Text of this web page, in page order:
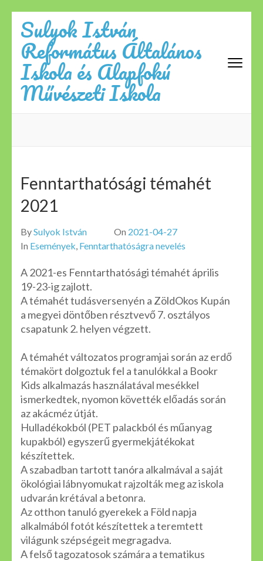
content
(Press
Enter)
Sulyok István
Református Általános
Iskola és Alapfokú
Művészeti Iskola
Fenntarthatósági témahét
2021
BySulyok István On 2021-04-27
In Események, Fenntarthatóságra nevelés
A 2021-es Fenntarthatósági témahét április
19-23-ig zajlott.
A témahét tudásversenyén a ZöldOkos Kupán
a megyei döntőben résztvevő 7. osztályos
csapatunk 2. helyen végzett.
A témahét változatos programjai során az erdő
témakört dolgoztuk fel a tanulókkal a Bookr
Kids alkalmazás használatával mesékkel
ismerkedtek, nyomon követték előadás során
az akácméz útját.
Hulladékokból (PET palackból és műanyag
kupakból) egyszerű gyermekjátékokat
készítettek.
A szabadban tartott tanóra alkalmával a saját
ökológiai lábnyomukat rajzolták meg az iskola
udvarán krétával a betonra.
Az otthon tanuló gyerekek a Föld napja
alkalmából fotót készítettek a teremtett
világunk szépségeit megragadva.
A felső tagozatosok számára a tematikus